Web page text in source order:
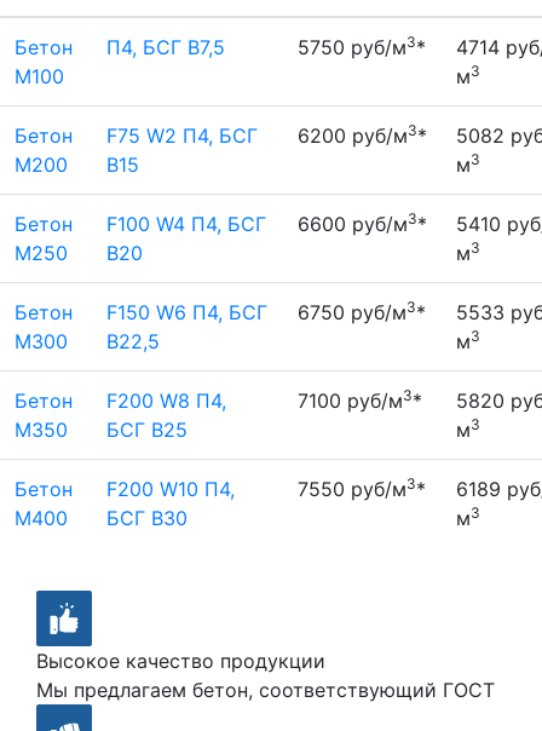
Бетон
М100
П4, БСГ В7,5 5750 руб/м3*
4714
м3
Бетон
М200
F75 W2 П4, БСГ
В15
6200 руб/м3*
5082
м3
Бетон
М250
F100 W4 П4, БСГ
В20
6600 руб/м3*
5410
м3
Бетон
М300
F150 W6 П4, БСГ
В22,5
6750 руб/м3*
5533
м3
Бетон
М350
F200 W8 П4,
БСГ В25
7100 руб/м3*
5820
м3
Бетон
М400
F200 W10 П4,
БСГ В30
7550 руб/м3*
6189
м3
Высокое качество продукции
Мы предлагаем бетон, соответствующий ГОСТ